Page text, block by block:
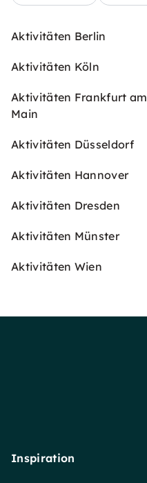
Aktivitäten Berlin
Aktivitäten Köln
Aktivitäten Frankfurt am
Main
Aktivitäten Düsseldorf
Aktivitäten Hannover
Aktivitäten Dresden
Aktivitäten Münster
Aktivitäten Wien
Inspiration